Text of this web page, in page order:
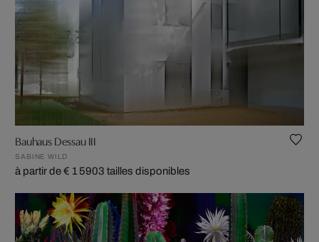
Bauhaus Dessau III
SABINE WILD
à partir de € 1 5903 tailles disponibles